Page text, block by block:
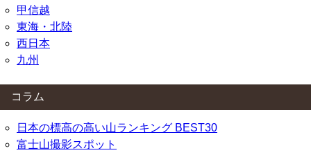
甲信越
東海・北陸
西日本
九州
コラム
日本の標高の高い山ランキング BEST30
富士山撮影スポット